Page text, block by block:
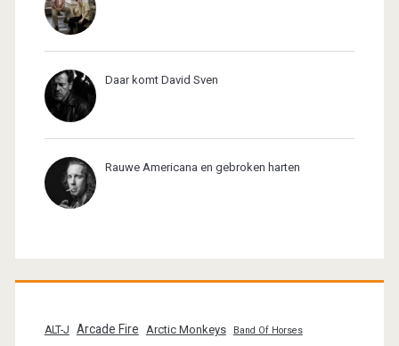
Daar komt David Sven
Rauwe Americana en gebroken harten
ALT-J Arcade Fire Arctic Monkeys Band Of Horses